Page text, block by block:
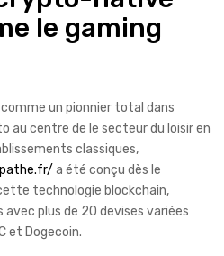
le gaming
un pionnier total dans
au centre de le secteur du loisir en
classiques,
a été conçu dès le
technologie blockchain,
plus de 20 devises variées
et Dogecoin.